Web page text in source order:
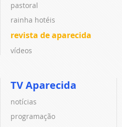
pastoral
rainha hotéis
revista de aparecida
vídeos
TV Aparecida
notícias
programação